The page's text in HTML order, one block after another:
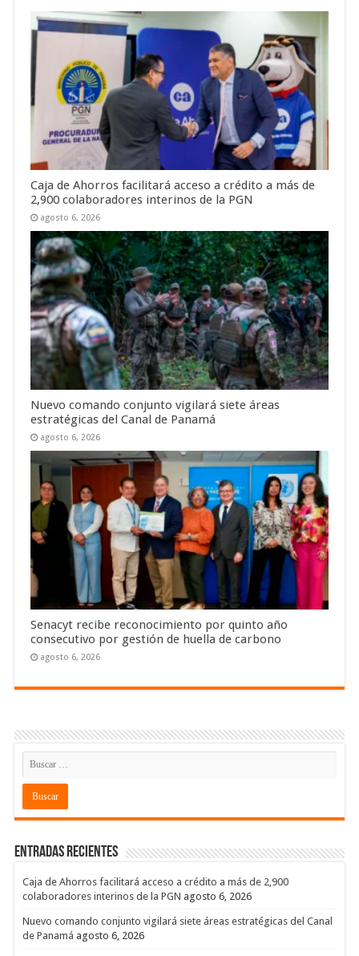
Caja de Ahorros facilitará acceso a crédito a más de
2,900 colaboradores interinos de la PGN
agosto 6, 2026
Nuevo comando conjunto vigilará siete áreas
estratégicas del Canal de Panamá
agosto 6, 2026
Senacyt recibe reconocimiento por quinto año
consecutivo por gestión de huella de carbono
agosto 6, 2026
Entradas recientes
Caja de Ahorros facilitará acceso a crédito a más de 2,900
colaboradores interinos de la PGN agosto 6, 2026
Nuevo comando conjunto vigilará siete áreas estratégicas del Canal
de Panamá agosto 6, 2026